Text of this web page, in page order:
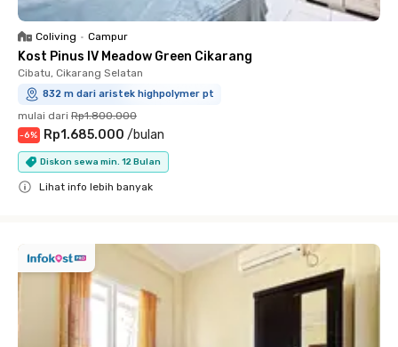
Coliving • Campur
Kost Pinus IV Meadow Green Cikarang
Cibatu, Cikarang Selatan
832 m dari aristek highpolymer pt
mulai dari Rp1.800.000
-6% Rp1.685.000 /bulan
Diskon sewa min. 12 Bulan
Lihat info lebih banyak